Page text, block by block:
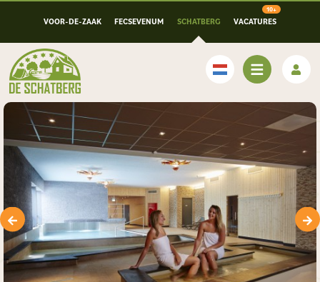
VOOR-DE-ZAAK FECSEVENUM SCHATBERG VACATURES
Nederlands